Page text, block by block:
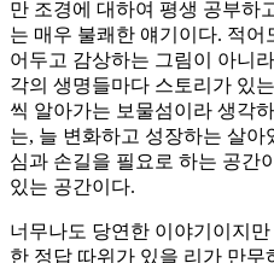
만 조경에 대하여 평생 공부하
는 매우 불쾌한 얘기이다. 적
어두고 감상하는 그림이 아니
각의 생명들마다 스토리가 있
씩 알아가는 보물섬이라 생각
는, 늘 변화하고 성장하는 살
심과 손길을 필요로 하는 공간
있는 공간이다.
너무나도 당연한 이야기이지
한 정답 따위가 있을 리가 만무